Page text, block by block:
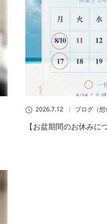
2026.7.12 ブログ（想
【お盆期間のお休みに